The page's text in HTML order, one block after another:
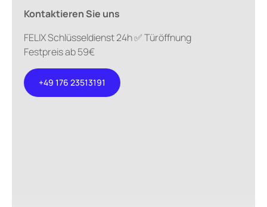
Kontaktieren Sie uns
FELIX Schlüsseldienst 24h ✅ Türöffnung
Festpreis ab 59€
+49 176 23513191